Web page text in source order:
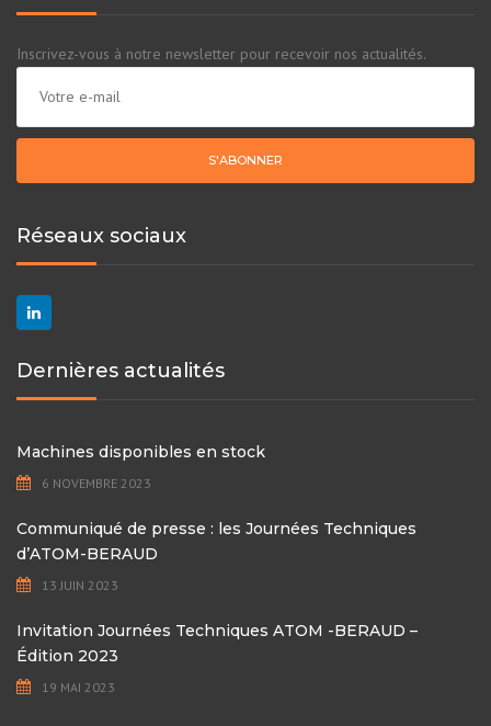
Inscrivez-vous à notre newsletter pour recevoir nos actualités.
Réseaux sociaux
Dernières actualités
Machines disponibles en stock
6 NOVEMBRE 2023
Communiqué de presse : les Journées Techniques
d’ATOM-BERAUD
13 JUIN 2023
Invitation Journées Techniques ATOM -BERAUD –
Édition 2023
19 MAI 2023